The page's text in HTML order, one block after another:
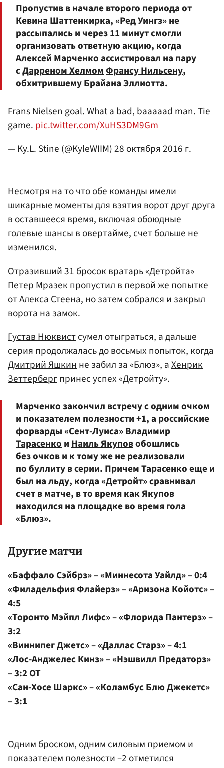
Пропустив в начале второго периода от
Кевина Шаттенкирка, «Ред Уингз» не
рассыпались и через 11 минут смогли
организовать ответную акцию, когда
АлексейМарченкоассистировал на пару
сДарреном ХелмомФрансу Нильсену,
обхитрившемуБрайана Эллиотта.
Frans Nielsen goal. What a bad, baaaaad man. Tie
game. pic.twitter.com/XuHS3DM9Gm
— Ky.L. Stine (@KyleWIIM)28 октября 2016 г.
Несмотря на то что обе команды имели
шикарные моменты для взятия ворот друг друга
в оставшееся время, включая обоюдные
голевые шансы в овертайме, счет больше не
изменился.
Отразивший 31 бросок вратарь «Детройта»
Петер Мразек пропустил в первой же попытке
от Алекса Стеена, но затем собрался и закрыл
ворота на замок.
Густав Нюквистсумел отыграться, а дальше
серия продолжалась до восьмых попыток, когда
Дмитрий Яшкинне забил за «Блюз», аХенрик
Зеттербергпринес успех «Детройту».
Марченко закончил встречу с одним очком
и показателем полезности +1, а российские
форварды «Сент-Луиса»Владимир
Тарасенко и Наиль Якуповобошлись
без очков и к тому же не реализовали
по буллиту в серии. Причем Тарасенко еще и
был на льду, когда «Детройт» сравнивал
счет в матче, в то время как Якупов
находился на площадке во время гола
«Блюз».
Другие матчи
«Баффало Сэйбрз» – «Миннесота Уайлд» – 0:4
«Филадельфия Флайерз» – «Аризона Койотс» –
4:5
«Торонто Мэйпл Лифс» – «Флорида Пантерз» –
3:2
«Виннипег Джетс» – «Даллас Старз» – 4:1
«Лос-Анджелес Кинз» – «Нэшвилл Предаторз»
– 3:2 ОТ
«Сан-Хосе Шаркс» – «Коламбус Блю Джекетс»
– 3:1
Одним броском, одним силовым приемом и
показателем полезности –2 отметился